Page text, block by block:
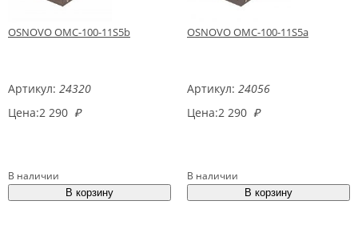
OSNOVO OMC-100-11S5b
Артикул: 24320
Цена:2 290 ₽
В наличии
OSNOVO OMC-100-11S5a
Артикул: 24056
Цена:2 290 ₽
В наличии